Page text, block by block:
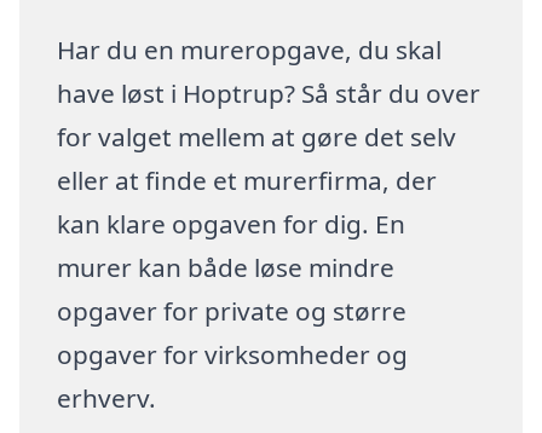
Har du en mureropgave, du skal
have løst i Hoptrup? Så står du over
for valget mellem at gøre det selv
eller at finde et murerfirma, der
kan klare opgaven for dig. En
murer kan både løse mindre
opgaver for private og større
opgaver for virksomheder og
erhverv.